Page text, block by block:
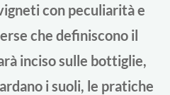
con peculiarità e
che definiscono il
inciso sulle bottiglie,
i suoli, le pratiche